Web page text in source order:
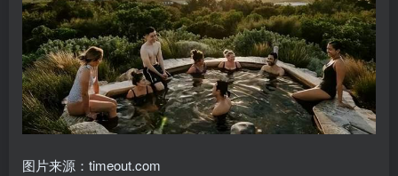
图片来源：timeout.com